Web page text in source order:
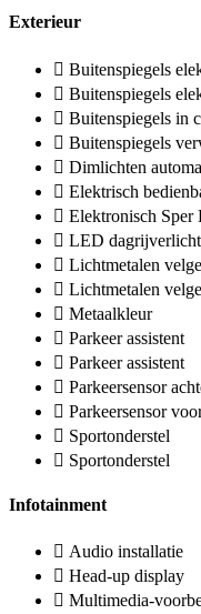
Exterieur
Buitenspiegels
Buitenspiegels
Buitenspiegels in
Buitenspiegels
Dimlichten
Elektrisch
Elektronisch Sper
LED
Lichtmetalen
Lichtmetalen
Metaalkleur
Parkeer assistent
Parkeer assistent
Parkeersensor
Parkeersensor
Sportonderstel
Sportonderstel
Infotainment
Audio installatie
Head-up display
Multimedia-